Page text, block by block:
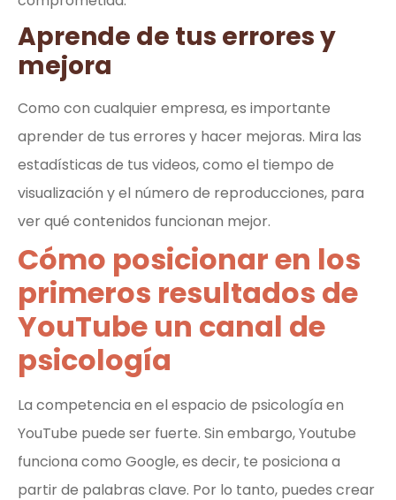
Aprende de tus errores y
mejora
Como con cualquier empresa, es importante
aprender de tus errores y hacer mejoras. Mira las
estadísticas de tus videos, como el tiempo de
visualización y el número de reproducciones, para
ver qué contenidos funcionan mejor.
Cómo posicionar en los
primeros resultados de
YouTube un canal de
psicología
La competencia en el espacio de psicología en
YouTube puede ser fuerte. Sin embargo, Youtube
funciona como Google, es decir, te posiciona a
partir de palabras clave. Por lo tanto, puedes crear